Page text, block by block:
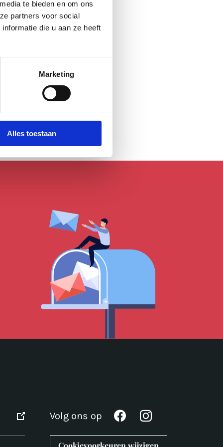
te bieden en om ons
partners voor social
die u aan ze heeft
Marketing
Alles toestaan
Volg ons op